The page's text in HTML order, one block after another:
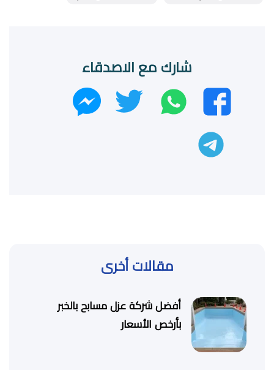
شارك مع الاصدقاء
فيسبوك واتسابتويتر ماسنجر
مقالات أخرى
أفضل شركة عزل مسابح بالخبر
بأرخص الأسعار